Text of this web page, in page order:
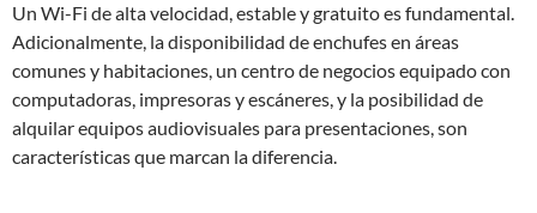
Un Wi-Fi de alta velocidad, estable y gratuito es fundamental.
Adicionalmente, la disponibilidad de enchufes en áreas
comunes y habitaciones, un centro de negocios equipado con
computadoras, impresoras y escáneres, y la posibilidad de
alquilar equipos audiovisuales para presentaciones, son
características que marcan la diferencia.